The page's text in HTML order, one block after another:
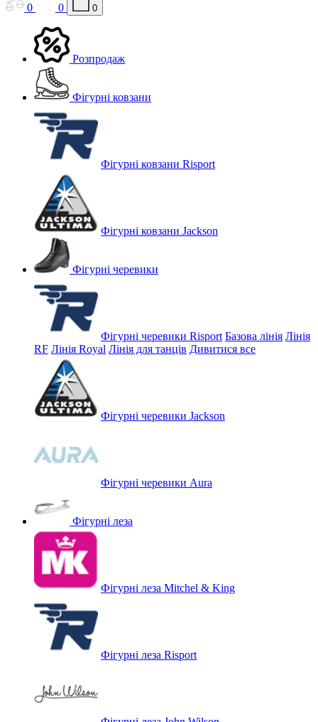
0 0 0
Розпродаж
Фігурні ковзани
Фігурні ковзани Risport
Фігурні ковзани Jackson
Фігурні черевики
Фігурні черевики Risport Базова лінія Лінія
RF Лінія Royal Лінія для танців Дивитися все
Фігурні черевики Jackson
Фігурні черевики Aura
Фігурні леза
Фігурні леза Mitchel & King
Фігурні леза Risport